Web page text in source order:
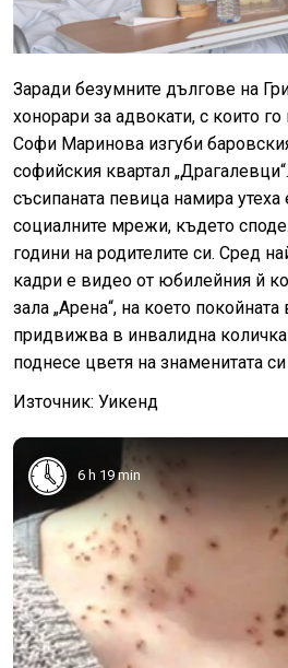
Заради безумните дългове на
хонорари за адвокати, с които
Софи Маринова изгуби
софийския квартал
съсипаната певица намира
социалните мрежи, където
години на родителите си. Сред
кадри е видео от юбилейния й
зала „Арена“, на което
придвижва в инвалидна количка
поднесе цветя на знаменитата
Източник: Уикенд
6 h 19 min